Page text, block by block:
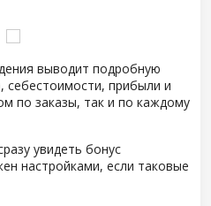
выводит подробную
прибыли и
по заказы, так и по каждому
увидеть бонус
настройками, если таковые